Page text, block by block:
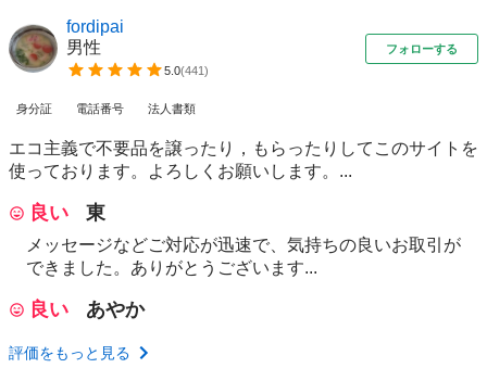
fordipai
男性
5.0(441)
フォローする
身分証 電話番号 法人書類
エコ主義で不要品を譲ったり，もらったりしてこのサイトを
使っております。よろしくお願いします。...
良い 東
メッセージなどご対応が迅速で、気持ちの良いお取引が
できました。ありがとうございます...
良い あやか
評価をもっと見る